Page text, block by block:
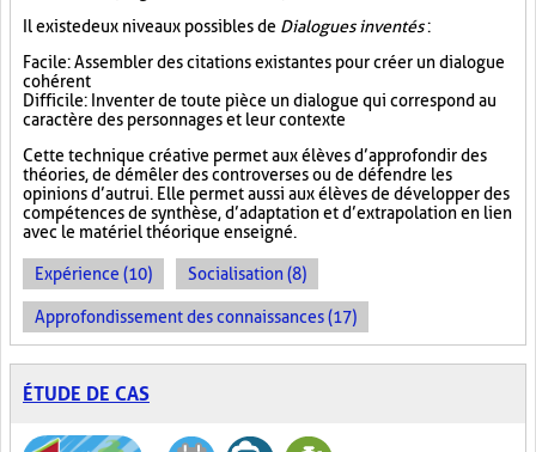
Il existe deux niveaux possibles de Dialogues inventés:
Facile : Assembler des citations existantes pour créer un dialogue
cohérent
Difficile : Inventer de toute pièce un dialogue qui correspond au
caractère des personnages et leur contexte
Cette technique créative permet aux élèves d’approfondir des
théories, de démêler des controverses ou de défendre les
opinions d’autrui. Elle permet aussi aux élèves de développer des
compétences de synthèse, d’adaptation et d’extrapolation en lien
avec le matériel théorique enseigné.
Expérience (10) Socialisation (8)
Approfondissement des connaissances (17)
ÉTUDE DE CAS